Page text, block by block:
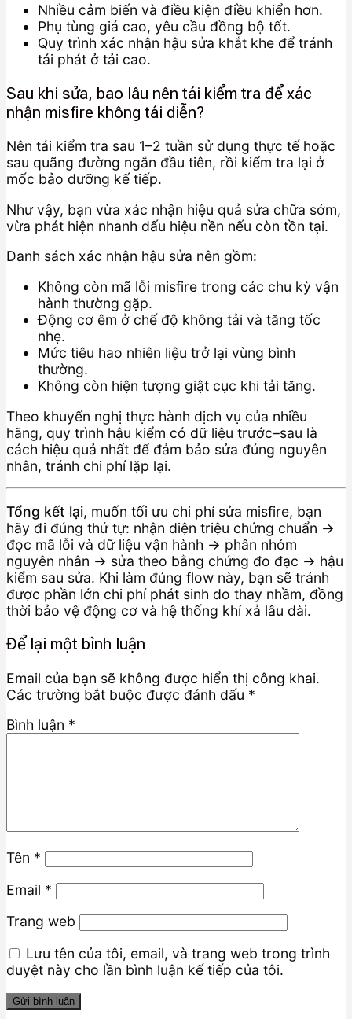
Nhiều cảm biến và điều kiện điều khiển hơn.
Phụ tùng giá cao, yêu cầu đồng bộ tốt.
Quy trình xác nhận hậu sửa khắt khe để tránh
tái phát ở tải cao.
Sau khi sửa, bao lâu nên tái kiểm tra để xác
nhận misfire không tái diễn?
Nên tái kiểm tra sau 1–2 tuần sử dụng thực tế hoặc
sau quãng đường ngắn đầu tiên, rồi kiểm tra lại ở
mốc bảo dưỡng kế tiếp.
Như vậy, bạn vừa xác nhận hiệu quả sửa chữa sớm,
vừa phát hiện nhanh dấu hiệu nền nếu còn tồn tại.
Danh sách xác nhận hậu sửa nên gồm:
Không còn mã lỗi misfire trong các chu kỳ vận
hành thường gặp.
Động cơ êm ở chế độ không tải và tăng tốc
nhẹ.
Mức tiêu hao nhiên liệu trở lại vùng bình
thường.
Không còn hiện tượng giật cục khi tải tăng.
Theo khuyến nghị thực hành dịch vụ của nhiều
hãng, quy trình hậu kiểm có dữ liệu trước–sau là
cách hiệu quả nhất để đảm bảo sửa đúng nguyên
nhân, tránh chi phí lặp lại.
Tổng kết lại, muốn tối ưu chi phí sửa misfire, bạn
hãy đi đúng thứ tự: nhận diện triệu chứng chuẩn →
đọc mã lỗi và dữ liệu vận hành → phân nhóm
nguyên nhân → sửa theo bằng chứng đo đạc → hậu
kiểm sau sửa. Khi làm đúng flow này, bạn sẽ tránh
được phần lớn chi phí phát sinh do thay nhầm, đồng
thời bảo vệ động cơ và hệ thống khí xả lâu dài.
Để lại một bình luận
Email của bạn sẽ không được hiển thị công khai.
Các trường bắt buộc được đánh dấu *
Bình luận *
Tên *
Email *
Trang web
Lưu tên của tôi, email, và trang web trong trình
duyệt này cho lần bình luận kế tiếp của tôi.